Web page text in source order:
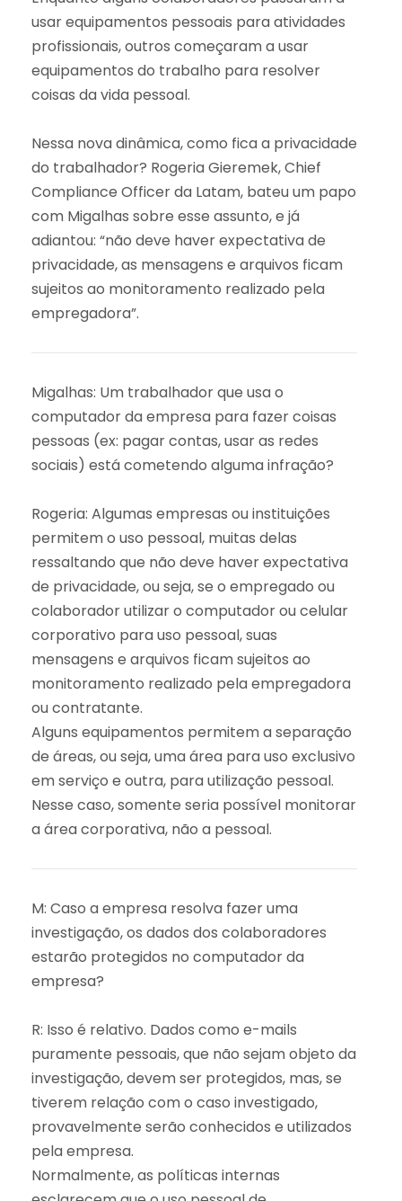
usar equipamentos pessoais para atividades
profissionais, outros começaram a usar
equipamentos do trabalho para resolver
coisas da vida pessoal.
Nessa nova dinâmica, como fica a privacidade
do trabalhador? Rogeria Gieremek, Chief
Compliance Officer da Latam, bateu um papo
com Migalhas sobre esse assunto, e já
adiantou: “não deve haver expectativa de
privacidade, as mensagens e arquivos ficam
sujeitos ao monitoramento realizado pela
empregadora”.
Migalhas: Um trabalhador que usa o
computador da empresa para fazer coisas
pessoas (ex: pagar contas, usar as redes
sociais) está cometendo alguma infração?
Rogeria: Algumas empresas ou instituições
permitem o uso pessoal, muitas delas
ressaltando que não deve haver expectativa
de privacidade, ou seja, se o empregado ou
colaborador utilizar o computador ou celular
corporativo para uso pessoal, suas
mensagens e arquivos ficam sujeitos ao
monitoramento realizado pela empregadora
ou contratante.
Alguns equipamentos permitem a separação
de áreas, ou seja, uma área para uso exclusivo
em serviço e outra, para utilização pessoal.
Nesse caso, somente seria possível monitorar
a área corporativa, não a pessoal.
M: Caso a empresa resolva fazer uma
investigação, os dados dos colaboradores
estarão protegidos no computador da
empresa?
R: Isso é relativo. Dados como e-mails
puramente pessoais, que não sejam objeto da
investigação, devem ser protegidos, mas, se
tiverem relação com o caso investigado,
provavelmente serão conhecidos e utilizados
pela empresa.
Normalmente, as políticas internas